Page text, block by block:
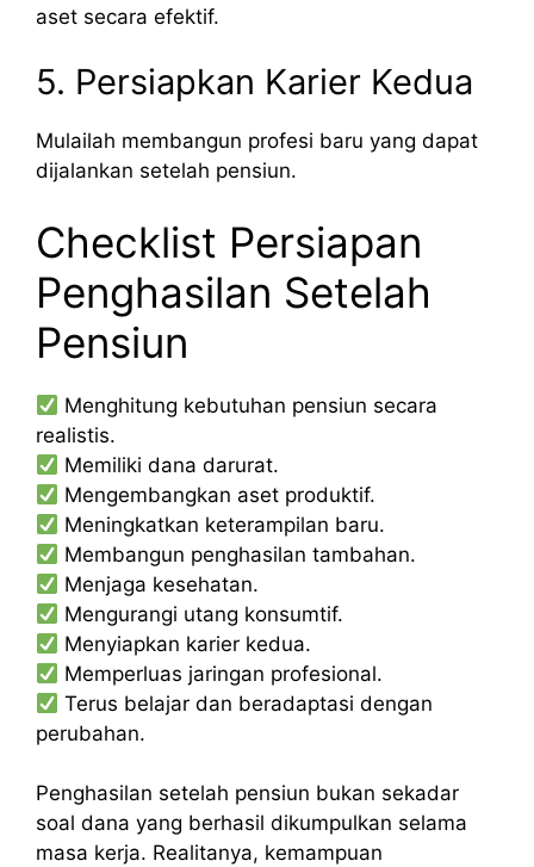
aset secara efektif.
5. Persiapkan Karier Kedua
Mulailah membangun profesi baru yang dapat
dijalankan setelah pensiun.
Checklist Persiapan
Penghasilan Setelah
Pensiun
Menghitung kebutuhan pensiun secara
realistis.
Memiliki dana darurat.
Mengembangkan aset produktif.
Meningkatkan keterampilan baru.
Membangun penghasilan tambahan.
Menjaga kesehatan.
Mengurangi utang konsumtif.
Menyiapkan karier kedua.
Memperluas jaringan profesional.
Terus belajar dan beradaptasi dengan
perubahan.
Penghasilan setelah pensiun bukan sekadar
soal dana yang berhasil dikumpulkan selama
masa kerja. Realitanya, kemampuan